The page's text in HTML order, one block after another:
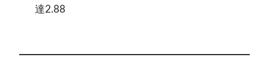
達2.88